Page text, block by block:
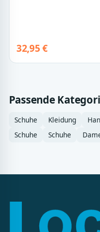
32,95 €
Passende
Schuhe Kleidung
Schuhe
Schuhe